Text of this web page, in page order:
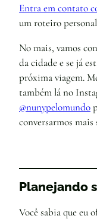
Entra em contato
um roteiro
No mais, vamos
da cidade e se já
próxima viagem.
também lá no
@nunypelomundo
conversarmos mais
Planejando
Você sabia que eu